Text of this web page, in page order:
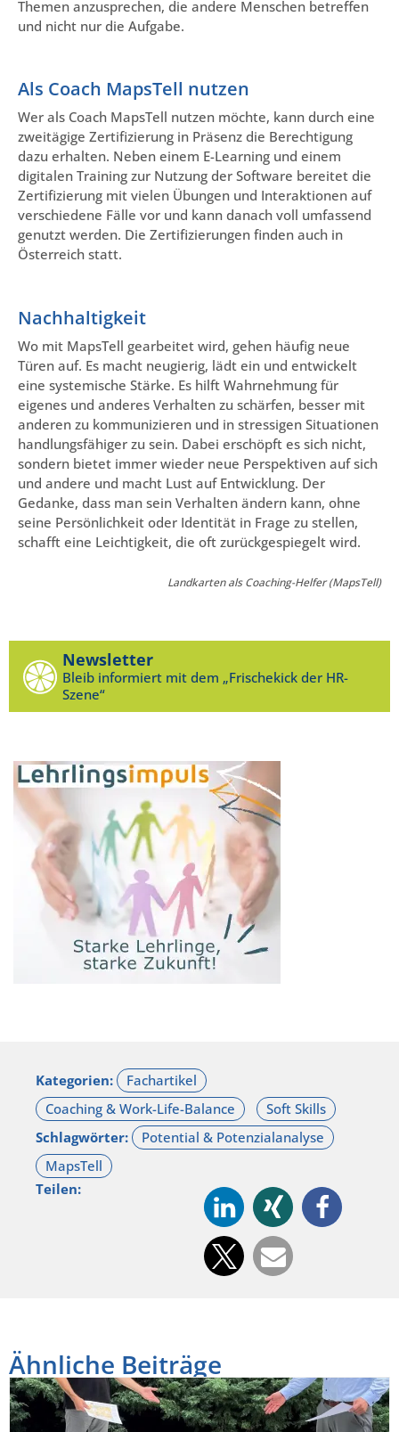
Themen anzusprechen, die andere Menschen betreffen
und nicht nur die Aufgabe.
Als Coach MapsTell nutzen
Wer als Coach MapsTell nutzen möchte, kann durch eine
zweitägige Zertifizierung in Präsenz die Berechtigung
dazu erhalten. Neben einem E-Learning und einem
digitalen Training zur Nutzung der Software bereitet die
Zertifizierung mit vielen Übungen und Interaktionen auf
verschiedene Fälle vor und kann danach voll umfassend
genutzt werden. Die Zertifizierungen finden auch in
Österreich statt.
Nachhaltigkeit
Wo mit MapsTell gearbeitet wird, gehen häufig neue
Türen auf. Es macht neugierig, lädt ein und entwickelt
eine systemische Stärke. Es hilft Wahrnehmung für
eigenes und anderes Verhalten zu schärfen, besser mit
anderen zu kommunizieren und in stressigen Situationen
handlungsfähiger zu sein. Dabei erschöpft es sich nicht,
sondern bietet immer wieder neue Perspektiven auf sich
und andere und macht Lust auf Entwicklung. Der
Gedanke, dass man sein Verhalten ändern kann, ohne
seine Persönlichkeit oder Identität in Frage zu stellen,
schafft eine Leichtigkeit, die oft zurückgespiegelt wird.
Landkarten als Coaching-Helfer (MapsTell)
Newsletter
Bleib informiert mit dem „Frischekick der HR-
Szene“
Kategorien:
Schlagwörter:
Teilen:
Ähnliche Beiträge